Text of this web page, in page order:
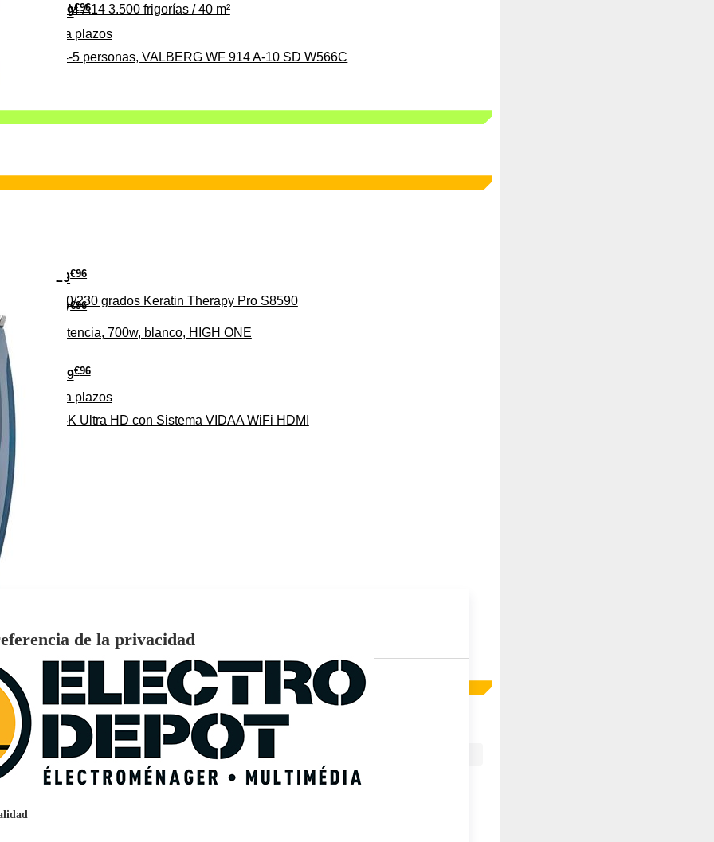
279€96
Pago a plazos
para 4-5 personas, VALBERG WF 914 A-10 SD W566C
37€96
de potencia, 700w, blanco, HIGH ONE
CLIM-A14 3.500 frigorías / 40 m²
29€96
160/230 grados Keratin Therapy Pro S8590
279€96
Pago a plazos
EL 4K Ultra HD con Sistema VIDAA WiFi HDMI
159€ 96
Pago aplazos
EcoTank EPSON ET-2861
de la privacidad